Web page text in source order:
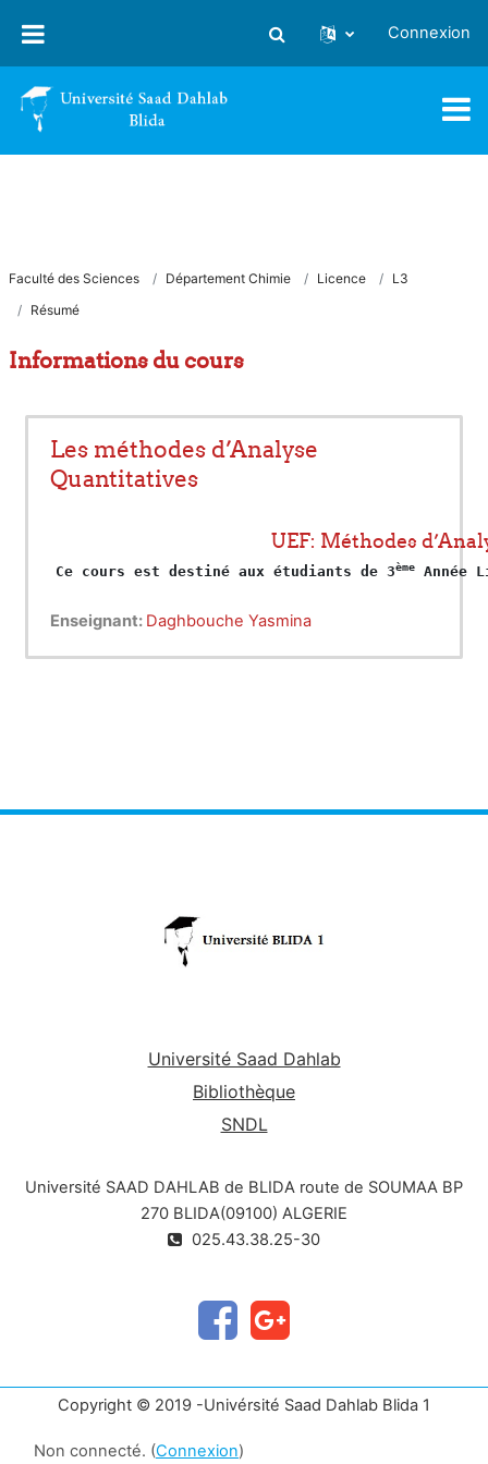
Activer/désactiver la saisie
Connexion
Faculté des Sciences Département Chimie Licence
L3
Résumé
Informations du cours
Les méthodes d’Analyse
Quantitatives
UEF: Méthodes
Ce cours est destiné aux étudiants de 3ème Année
Pour la clé d’accès Veuillez me
Enseignant: Daghbouche Yasmina
Université Saad Dahlab
Bibliothèque
SNDL
Université SAAD DAHLAB de BLIDA route de SOUMAA BP
270 BLIDA(09100) ALGERIE
025.43.38.25-30
Copyright © 2019 -Univérsité Saad Dahlab Blida 1
Non connecté. (Connexion)